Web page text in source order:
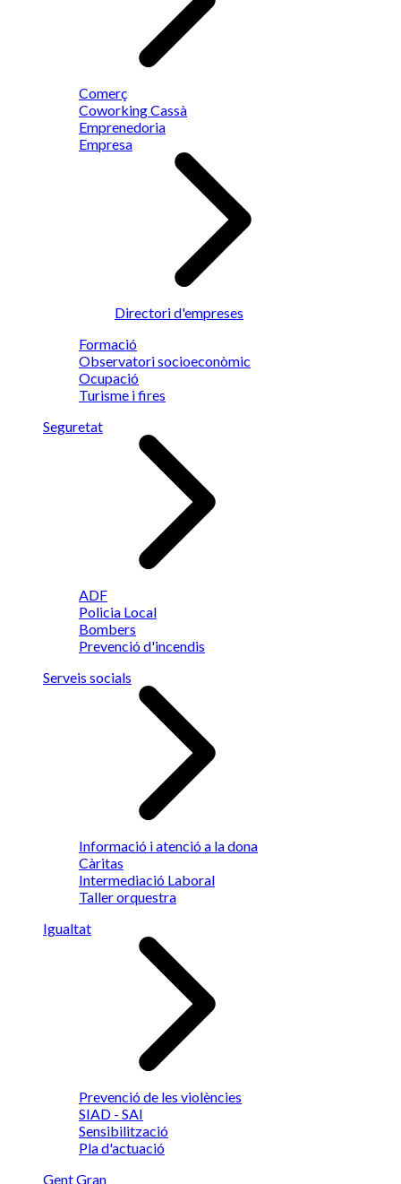
Comerç
Coworking Cassà
Emprenedoria
Empresa
Directori d'empreses
Formació
Observatori socioeconòmic
Ocupació
Turisme i fires
Seguretat
ADF
Policia Local
Bombers
Prevenció d'incendis
Serveis socials
Informació i atenció a la dona
Càritas
Intermediació Laboral
Taller orquestra
Igualtat
Prevenció de les violències
SIAD - SAI
Sensibilització
Pla d'actuació
Gent Gran